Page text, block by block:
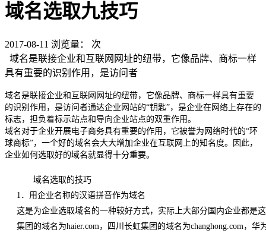
域名选取九技巧
2017-08-11 浏览量：
次
域名是联接企业和互联网网址的纽带，它像品牌、商标一样
具有重要的识别作用，是访问者
域名是联接企业和互联网网址的纽带，它像品牌、商标一样具有重要
的识别作用，是访问者通达企业网站的“钥匙”，是企业在网络上存在的
标志，担负着标示站点和导向企业站点的双重作用。
域名对于企业开展电子商务具有重要的作用，它被誉为网络时代的“环
球商标”，一个好的域名会大大增加企业在互联网上的知名度。因此，
企业如何选取好的域名就显得十分重要。
域名选取的技巧
1．用企业名称的汉语拼音作为域名
这是为企业选取域名的一种较好方式，实际上大部分国内企业都是
集团的域名为haier.com，四川长虹集团的域名为changhong.com，